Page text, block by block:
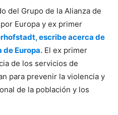
del Grupo de la Alianza de
Europa y ex primer
escribe acerca de
de Europa. El ex primer
de los servicios de
para prevenir la violencia y
de la población y los